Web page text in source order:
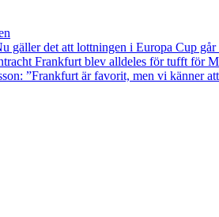
gäller det att lottningen i Europa Cup
Frankfurt blev alldeles för tufft för
”Frankfurt är favorit, men vi känner